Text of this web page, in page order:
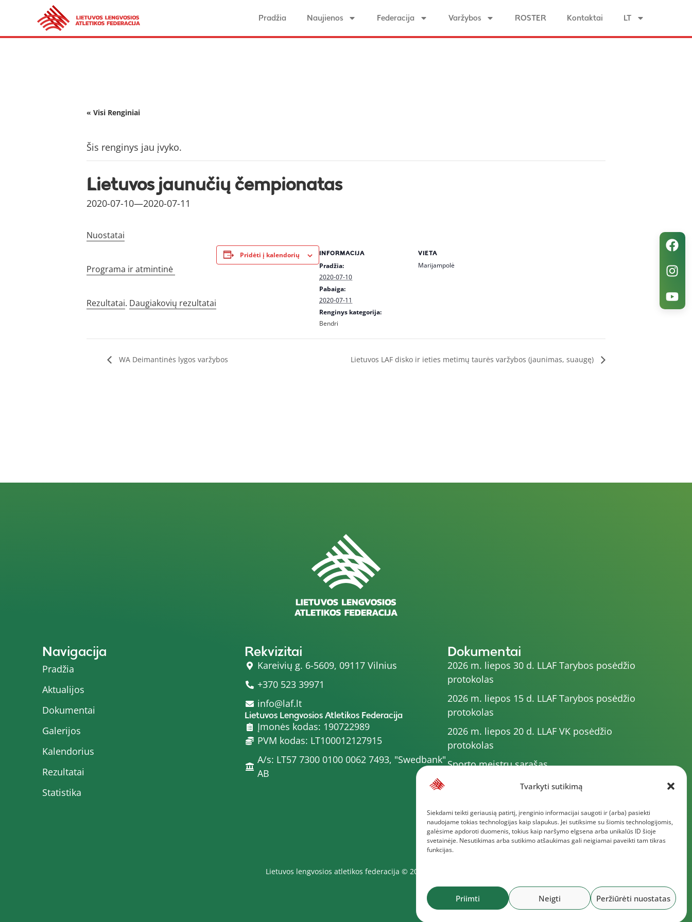
Tvarkyti sutikimą
Siekdami teikti geriausią patirtį, įrenginio informacijai saugoti ir (arba) pasiekti
naudojame tokias technologijas kaip slapukus. Jei sutiksime su šiomis technologijomis,
galėsime apdoroti duomenis, tokius kaip naršymo elgsena arba unikalūs ID šioje
svetainėje. Nesutikimas arba sutikimo atšaukimas gali neigiamai paveikti tam tikras
funkcijas.
Priimti Neigti Peržiūrėti nuostatas
Pradžia Naujienos Federacija Varžybos ROSTER Kontaktai LT
« Visi Renginiai
Šis renginys jau įvyko.
Lietuvos jaunučių čempionatas
2020-07-10—2020-07-11
Nuostatai
Programa ir atmintinė
Rezultatai. Daugiakovių rezultatai
Pridėti į kalendorių INFORMACIJA
Pradžia:
2020-07-10
Pabaiga:
2020-07-11
Renginys kategorija:
Bendri
VIETA
Marijampolė
WA Deimantinės lygos varžybos Lietuvos LAF disko ir ieties metimų taurės varžybos (jaunimas, suaugę)
Navigacija
Pradžia
Aktualijos
Dokumentai
Galerijos
Kalendorius
Rezultatai
Statistika
Rekvizitai
Kareivių g. 6-5609, 09117 Vilnius
+370 523 39971
info@laf.lt
Lietuvos Lengvosios Atletikos Federacija
Įmonės kodas: 190722989
PVM kodas: LT100012127915
A/s: LT57 7300 0100 0062 7493, "Swedbank"
AB
Dokumentai
2026 m. liepos 30 d. LLAF Tarybos posėdžio
protokolas
2026 m. liepos 15 d. LLAF Tarybos posėdžio
protokolas
2026 m. liepos 20 d. LLAF VK posėdžio
protokolas
Sporto meistrų sąrašas
2026 m. varžybų kalendorius
protokolas
Daugiau dokumentų
Lietuvos lengvosios atletikos federacija © 2025